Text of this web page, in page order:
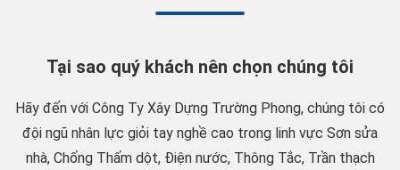
Tại sao quý khách nên chọn chúng tôi
Hãy đến với Công Ty Xây Dựng Trường Phong, chúng tôi có
đội ngũ nhân lực giỏi tay nghề cao trong linh vực Sơn sửa
nhà, Chống Thấm dột, Điện nước, Thông Tắc, Trần thạch